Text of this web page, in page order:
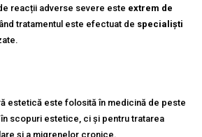
reacții adverse severe este extrem de
tratamentul este efectuat de specialiști
estetică este folosită în medicină de peste
în scopuri estetice, ci și pentru tratarea
și a migrenelor cronice.